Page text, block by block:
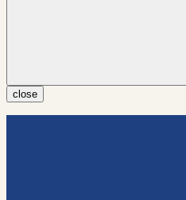
close